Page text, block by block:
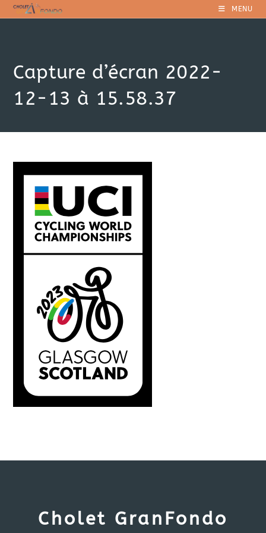
Skip
to
MENU
Capture d’écran 2022-
12-13 à 15.58.37
Cholet GranFondo